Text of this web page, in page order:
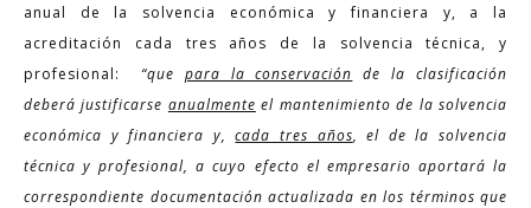
anual de la solvencia económica y financiera y, a la
acreditación cada tres años de la solvencia técnica, y
profesional:
“que para la conservación de la clasificación
deberá justificarse anualmente el mantenimiento de la solvencia
económica y financiera y,cada tres años, el de la solvencia
técnica y profesional, a cuyo efecto el empresario aportará la
correspondiente documentación actualizada en los términos que